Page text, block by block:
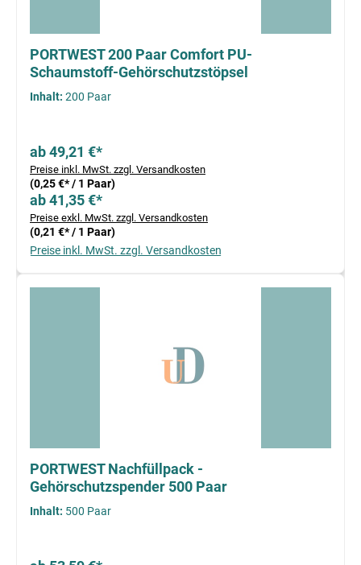
PORTWEST 200 Paar Comfort PU-
Schaumstoff-Gehörschutzstöpsel
Inhalt: 200 Paar
ab 49,21 €*
Preise inkl. MwSt. zzgl. Versandkosten
(0,25 €* / 1 Paar)
ab 41,35 €*
Preise exkl. MwSt. zzgl. Versandkosten
(0,21 €* / 1 Paar)
Preise inkl. MwSt. zzgl. Versandkosten
PORTWEST Nachfüllpack -
Gehörschutzspender 500 Paar
Inhalt: 500 Paar